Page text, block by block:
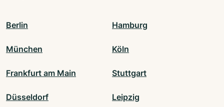
Berlin Hamburg
München Köln
Frankfurt am Main Stuttgart
Düsseldorf Leipzig